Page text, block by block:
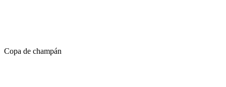
Copa de champán